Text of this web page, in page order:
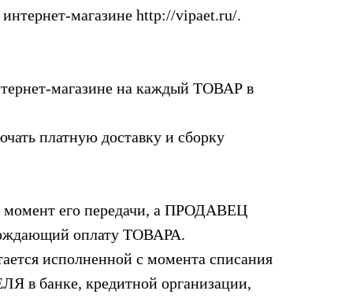
магазине http://vipaet.ru/.
магазине на каждый ТОВАР в
платную доставку и сборку
его передачи, а ПРОДАВЕЦ
оплату ТОВАРА.
исполненной с момента списания
в банке, кредитной организации,